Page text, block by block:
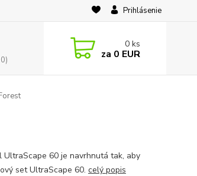
Prihlásenie
0 ks
za 0 EUR
UltraScape 60 je navrhnutá tak, aby
set UltraScape 60. celý popis